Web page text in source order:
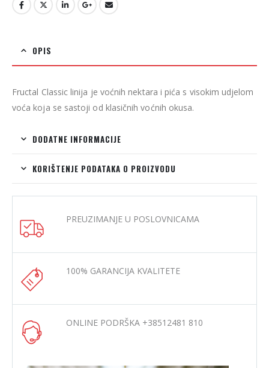
OPIS
Fructal Classic linija je voćnih nektara i pića s visokim udjelom
voća koja se sastoji od klasičnih voćnih okusa.
DODATNE INFORMACIJE
KORIŠTENJE PODATAKA O PROIZVODU
PREUZIMANJE U POSLOVNICAMA
100% GARANCIJA KVALITETE
ONLINE PODRŠKA +38512481 810